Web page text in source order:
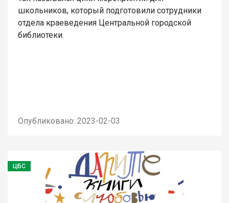
школьников, который подготовили сотрудники
отдела краеведения Центральной городской
библиотеки.
Опубликовано: 2023-02-03
ЦБС